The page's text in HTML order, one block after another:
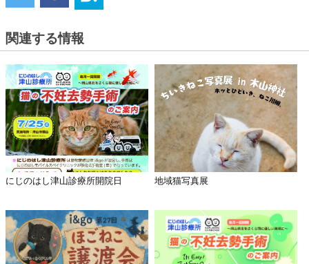
関連する情報
にじのはし津山診療所開院日 地域猫写真展